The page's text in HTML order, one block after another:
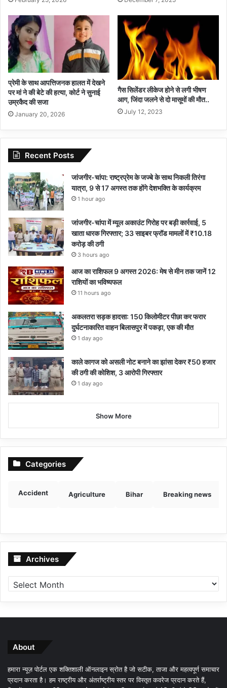
प्रेमी के साथ आपत्तिजनक हालत में देखने
पर मां ने की बेटे की हत्या, कोर्ट ने सुनाई
उम्रकैद की सजा
January 20, 2026
गैस सिलेंडर लीकेज होने से लगी भीषण
आग, जिंदा जलने से दो मासूमों की मौत..
July 12, 2023
Recent Posts
जांजगीर-चांपा: राष्ट्रप्रेम के जज्बे के साथ निकली तिरंगा
यात्रा, 9 से 17 अगस्त तक होंगे देशभक्ति के कार्यक्रम
1 hour ago
जांजगीर-चांपा में म्यूल अकाउंट गिरोह पर बड़ी कार्रवाई, 5
खाता धारक गिरफ्तार; 33 साइबर फ्रॉड मामलों में ₹10.18
करोड़ की ठगी
3 hours ago
आज का राशिफल 9 अगस्त 2026: मेष से मीन तक जानें 12
राशियों का भविष्यफल
11 hours ago
अकलतरा सड़क हादसा: 150 किलोमीटर पीछा कर फरार
दुर्घटनाकारित वाहन बिलासपुर में पकड़ा, एक की मौत
1 day ago
काले कागज को असली नोट बनाने का झांसा देकर ₹50 हजार
की ठगी की कोशिश, 3 आरोपी गिरफ्तार
1 day ago
Show More
Categories
Accident Agriculture Bihar Breaking news
Archives Archives
About
हमारा न्यूज़ पोर्टल एक शक्तिशाली ऑनलाइन स्रोत है जो सटीक, ताजा और महत्वपूर्ण समाचार
प्रदान करता है। हम राष्ट्रीय और अंतर्राष्ट्रीय स्तर पर विस्तृत कवरेज प्रदान करते हैं,